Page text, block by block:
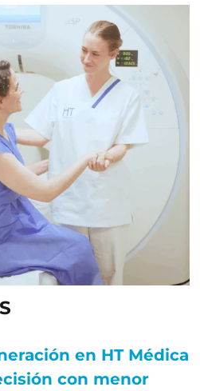
en HT Médica
con menor